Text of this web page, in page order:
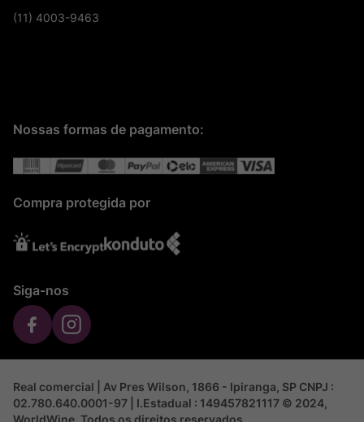
(11) 4003-9463
Nossas formas de pagamento:
Compra protegida por
Siga-nos
Real comercial | Av Pres Wilson, 1866 - Ipiranga, SP CNPJ :
02.780.640.0001-97 | I.Estadual : 149457821117 © 2024,
WorldWine. Todos os direitos reservados.